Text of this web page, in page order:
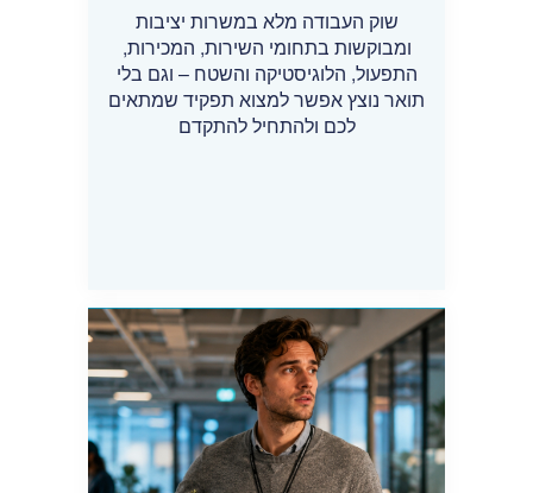
שוק העבודה מלא במשרות יציבות
ומבוקשות בתחומי השירות, המכירות,
התפעול, הלוגיסטיקה והשטח – וגם בלי
תואר נוצץ אפשר למצוא תפקיד שמתאים
לכם ולהתחיל להתקדם